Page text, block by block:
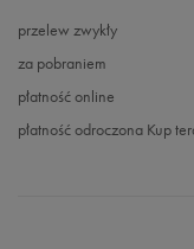
przelew zwykły
za pobraniem
płatność online
płatność odroczona Kup